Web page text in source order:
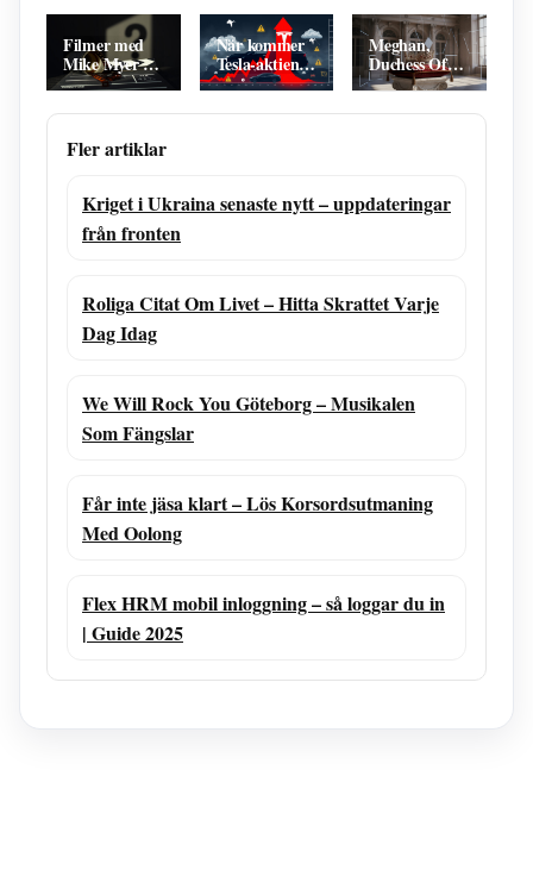
hela familjen
Filmer med
Mike Myer –
Komplett
bä ta filmerna
När kommer
Tesla-aktien
att krascha?
varningar
Meghan,
Duchess Of
Sussex – Liv
Profil
Fler artiklar
Kriget i Ukraina senaste nytt – uppdateringar
från fronten
Roliga Citat Om Livet – Hitta Skrattet Varje
Dag Idag
We Will Rock You Göteborg – Musikalen
Som Fängslar
Får inte jäsa klart – Lös Korsordsutmaning
Med Oolong
Flex HRM mobil inloggning – så loggar du in
| Guide 2025